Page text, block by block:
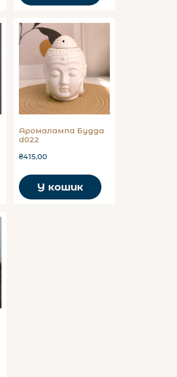
Аромалампа Будда
d022
₴415,00
У кошик